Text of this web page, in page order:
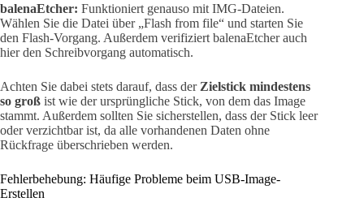
balenaEtcher: Funktioniert genauso mit IMG-Dateien.
Wählen Sie die Datei über „Flash from file“ und starten Sie
den Flash-Vorgang. Außerdem verifiziert balenaEtcher auch
hier den Schreibvorgang automatisch.
Achten Sie dabei stets darauf, dass der Zielstick mindestens
so groß ist wie der ursprüngliche Stick, von dem das Image
stammt. Außerdem sollten Sie sicherstellen, dass der Stick leer
oder verzichtbar ist, da alle vorhandenen Daten ohne
Rückfrage überschrieben werden.
Fehlerbehebung: Häufige Probleme beim USB-Image-
Erstellen